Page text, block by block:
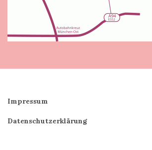
Impressum
Datenschutzerklärung